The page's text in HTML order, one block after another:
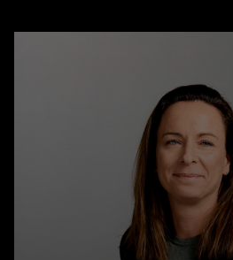
Quitterie de Pelleport est
Juridique, Renault Group.
fonctions, elle était
juridique, de l’éthique et de la
groupe Solvay où elle a passé
rejoindre Solvay et Renault
Pelleport était avocate chez